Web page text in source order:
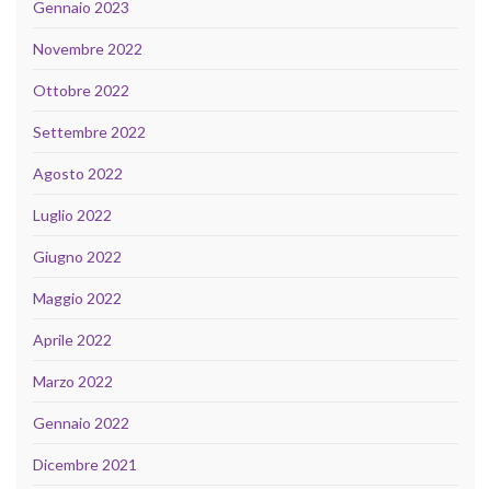
Gennaio 2023
Novembre 2022
Ottobre 2022
Settembre 2022
Agosto 2022
Luglio 2022
Giugno 2022
Maggio 2022
Aprile 2022
Marzo 2022
Gennaio 2022
Dicembre 2021